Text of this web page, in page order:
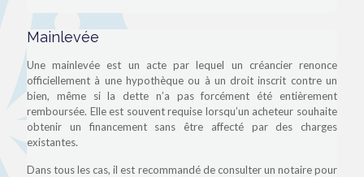
Mainlevée
Une mainlevée est un acte par lequel un créancier renonce
officiellement à une hypothèque ou à un droit inscrit contre un
bien, même si la dette n’a pas forcément été entièrement
remboursée. Elle est souvent requise lorsqu’un acheteur souhaite
obtenir un financement sans être affecté par des charges
existantes.
Dans tous les cas, il est recommandé de consulter un notaire pour